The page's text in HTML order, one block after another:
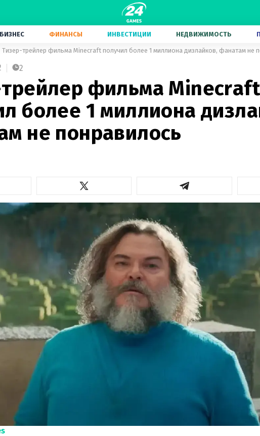
БИЗНЕС ФИНАНСЫ ИНВЕСТИЦИИ НЕДВИЖИМОСТЬ
Тизер-трейлер фильма Minecraft получил более 1 миллиона дизлайков, фанатам не
2
фильма Minecraft
более 1 миллиона
не понравилось